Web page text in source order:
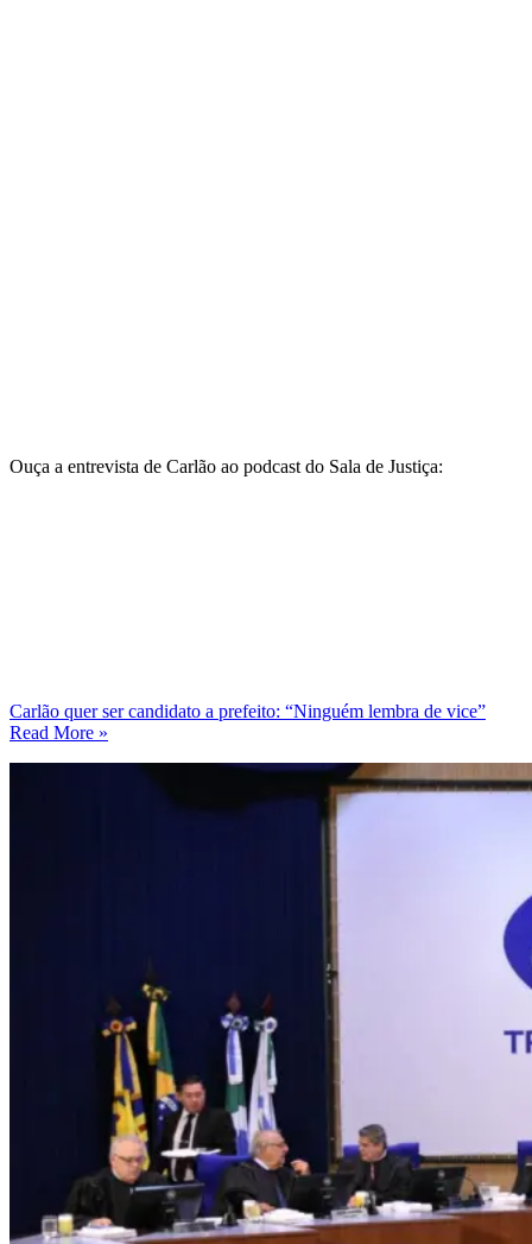
Ouça a entrevista de Carlão ao podcast do Sala de Justiça:
Carlão quer ser candidato a prefeito: “Ninguém lembra de vice”
Read More »